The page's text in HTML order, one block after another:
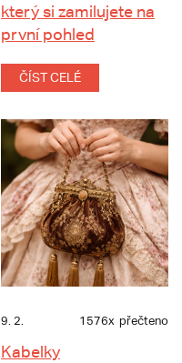
který si zamilujete na
první pohled
ČÍST CELÉ
9. 2. 1576x přečteno
Kabelky